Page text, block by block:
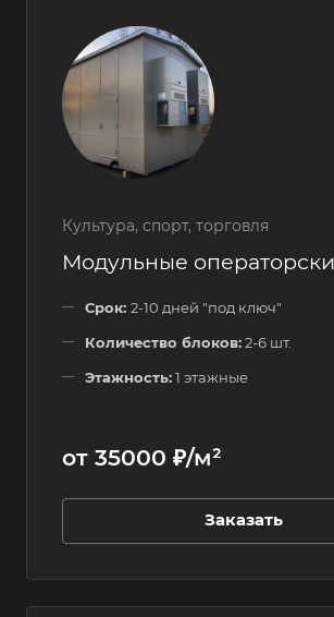
Культура, спорт, торговля
Модульные
Срок: 2-10 дней "под ключ"
Количество блоков:2-6 шт.
Этажность:1 этажные
от 35000 ₽/м²
Заказать